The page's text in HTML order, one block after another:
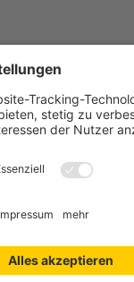
Industrie e.V.
- 03
- 3333